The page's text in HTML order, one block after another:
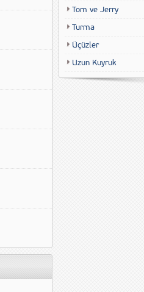
Tom ve Jerry
Turma
Üçüzler
Uzun Kuyruk